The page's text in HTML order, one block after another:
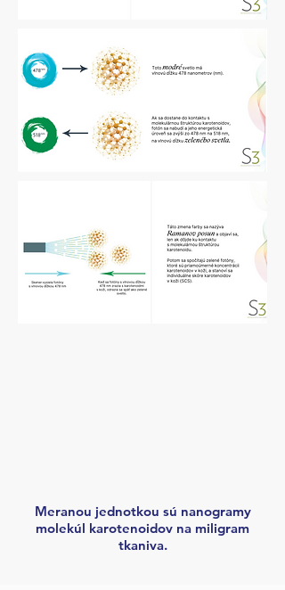
Meranou jednotkou sú nanogramy
molekúl karotenoidov na miligram
tkaniva.